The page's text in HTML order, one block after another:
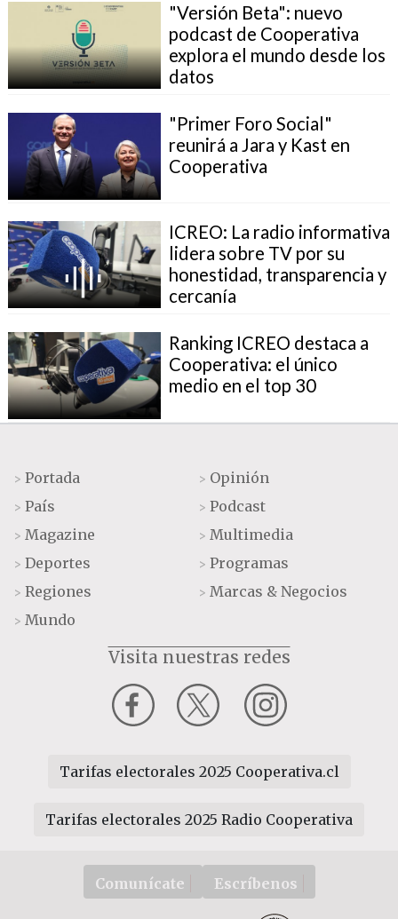
"Versión Beta": nuevo
podcast de Cooperativa
explora el mundo desde los
datos
"Primer Foro Social"
reunirá a Jara y Kast en
Cooperativa
ICREO: La radio informativa
lidera sobre TV por su
honestidad, transparencia y
cercanía
Ranking ICREO destaca a
Cooperativa: el único
medio en el top 30
> Portada
> País
> Magazine
> Deportes
> Regiones
> Mundo
> Opinión
> Podcast
> Multimedia
> Programas
> Marcas & Negocios
Visita nuestras redes
Tarifas electorales 2025 Cooperativa.cl
Tarifas electorales 2025 Radio Cooperativa
Comunícate Escríbenos